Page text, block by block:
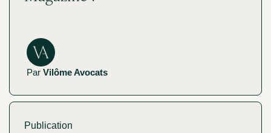
Par Vilôme Avocats
Publication